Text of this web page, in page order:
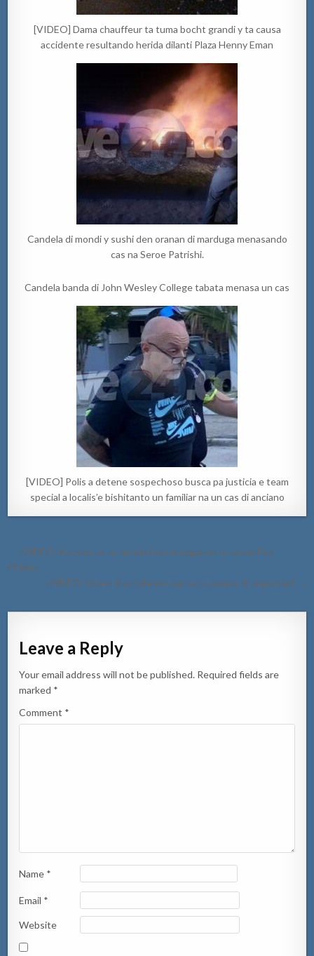
[VIDEO] Dama chauffeur ta tuma bocht grandi y ta causa
accidente resultando herida dilanti Plaza Henny Eman
Candela di mondi y sushi den oranan di marduga menasando
cas na Seroe Patrishi.
Candela banda di John Wesley College tabata menasa un cas
[VIDEO] Polis a detene sospechoso busca pa justicia e team
special a localis’e bishitanto un familiar na un cas di anciano
Post
navigation
← [VIDEO] Accidente cu hende herida yegando rotonde Pos
Chikito
[VIDEO] Video di accidente capta cu camara di seguridad →
Leave a Reply
Your email address will not be published. Required fields are
marked *
Comment *
Name *
Email *
Website